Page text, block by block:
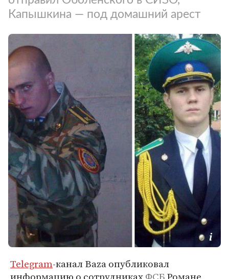
Капышкина — под домашний арест
Telegram-канал Baza опубликовал